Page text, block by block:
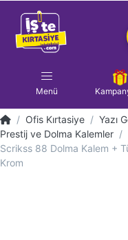
Menü
Ofis Kırtasiye
Yazı
Prestij ve Dolma Kalemler
Scrikss 88 Dolma Kalem +
Krom